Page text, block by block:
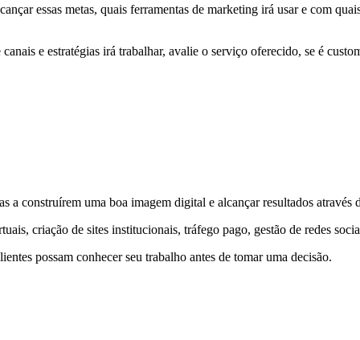
essas metas, quais ferramentas de marketing irá usar e com
e estratégias irá trabalhar, avalie o serviço oferecido, se é
construírem uma boa imagem digital e alcançar resultados através
criação de sites institucionais, tráfego pago, gestão de redes
possam conhecer seu trabalho antes de tomar uma decisão.